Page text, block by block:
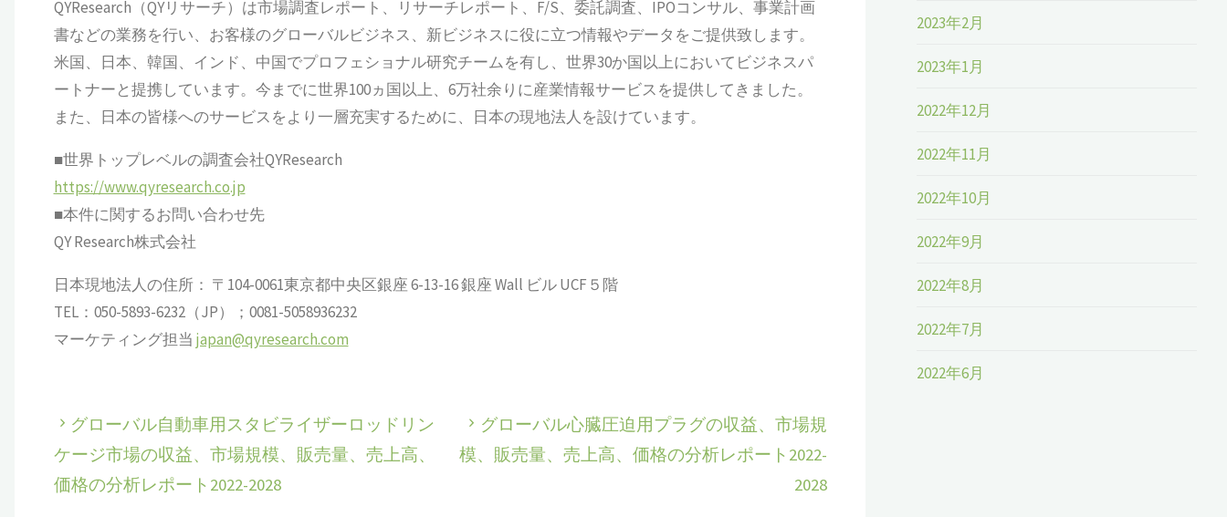
QYResearch（QYリサーチ）は市場調査レポート、リサーチレポート、F/S、委託調査、IPOコンサル、事業計画
書などの業務を行い、お客様のグローバルビジネス、新ビジネスに役に立つ情報やデータをご提供致します。
米国、日本、韓国、インド、中国でプロフェショナル研究チームを有し、世界30か国以上においてビジネスパ
ートナーと提携しています。今までに世界100ヵ国以上、6万社余りに産業情報サービスを提供してきました。
また、日本の皆様へのサービスをより一層充実するために、日本の現地法人を設けています。
■世界トップレベルの調査会社QYResearch
https://www.qyresearch.co.jp
■本件に関するお問い合わせ先
QY Research株式会社
日本現地法人の住所： 〒104-0061東京都中央区銀座 6-13-16 銀座 Wall ビル UCF５階
TEL：050-5893-6232（JP）；0081-5058936232
マーケティング担当 japan@qyresearch.com
グローバル自動車用スタビライザーロッドリン
ケージ市場の収益、市場規模、販売量、売上高、
価格の分析レポート2022-2028
グローバル心臓圧迫用プラグの収益、市場規
模、販売量、売上高、価格の分析レポート2022-
2028
2023年2月
2023年1月
2022年12月
2022年11月
2022年10月
2022年9月
2022年8月
2022年7月
2022年6月